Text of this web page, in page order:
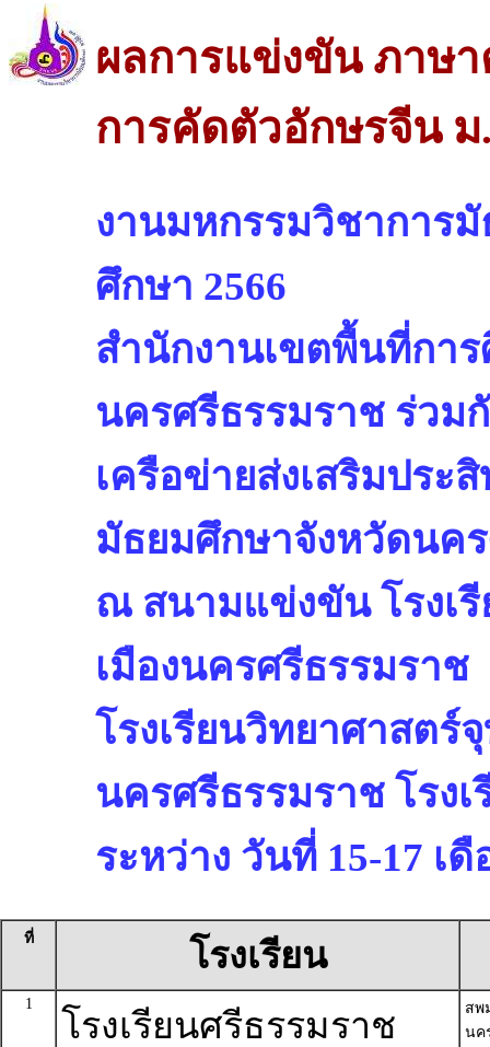
ผลการแข่งขัน ภาษา
การคัดตัวอักษรจีน ม
งานมหกรรมวิชาการ
ศึกษา 2566
สำนักงานเขตพื้นที่กา
นครศรีธรรมราช ร่วม
เครือข่ายส่งเสริมประ
มัธยมศึกษาจังหวัดนค
ณ สนามแข่งขัน โรงเ
เมืองนครศรีธรรมราช
โรงเรียนวิทยาศาสต
นครศรีธรรมราช โรง
ระหว่าง วันที่ 15-17 เ
ที่ โรงเรียน
1
โรงเรียนศรีธรรมราช
สพ
นค